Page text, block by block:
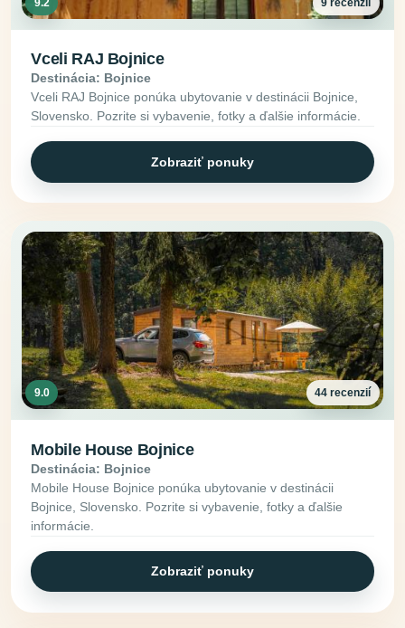
9.2 9 recenzií
Vceli RAJ Bojnice
Destinácia: Bojnice
Vceli RAJ Bojnice ponúka ubytovanie v destinácii Bojnice,
Slovensko. Pozrite si vybavenie, fotky a ďalšie informácie.
Zobraziť ponuky
9.0 44 recenzií
Mobile House Bojnice
Destinácia: Bojnice
Mobile House Bojnice ponúka ubytovanie v destinácii
Bojnice, Slovensko. Pozrite si vybavenie, fotky a ďalšie
informácie.
Zobraziť ponuky